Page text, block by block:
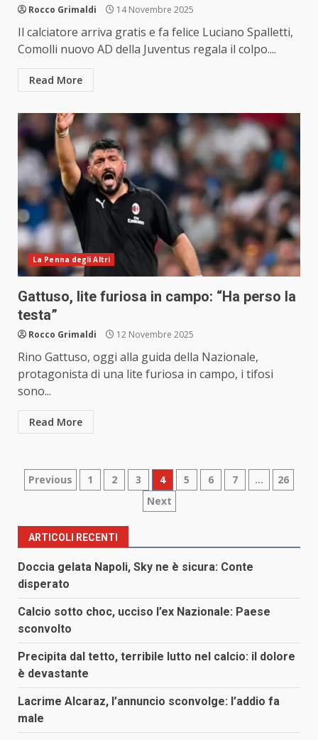
Rocco Grimaldi 14 Novembre 2025
Il calciatore arriva gratis e fa felice Luciano Spalletti,
Comolli nuovo AD della Juventus regala il colpo....
Read More
La Penna degli Altri
Gattuso, lite furiosa in campo: “Ha perso la
testa”
Rocco Grimaldi 12 Novembre 2025
Rino Gattuso, oggi alla guida della Nazionale,
protagonista di una lite furiosa in campo, i tifosi
sono...
Read More
Paginazione
articoli
Previous 1 2 3 4 5 6 7 …
26
Next
ARTICOLI RECENTI
Doccia gelata Napoli, Sky ne è sicura: Conte
disperato
Calcio sotto choc, ucciso l’ex Nazionale: Paese
sconvolto
Precipita dal tetto, terribile lutto nel calcio: il dolore
è devastante
Lacrime Alcaraz, l’annuncio sconvolge: l’addio fa
male